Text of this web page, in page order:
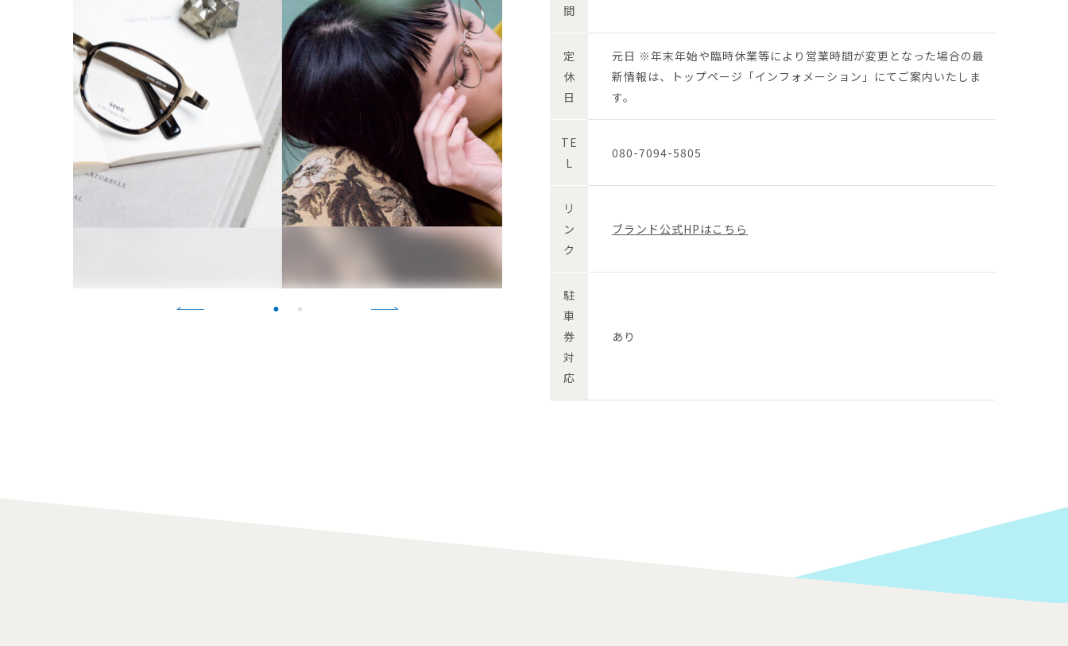
間
定
休
日
元日 ※年末年始や臨時休業等により営業時間が変更となった場合の最
新情報は、トップページ「インフォメーション」にてご案内いたしま
す。
TE
L
080-7094-5805
リ
ン
ク
ブランド公式HPはこちら
駐
車
券
対
応
あり